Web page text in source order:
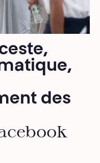
des